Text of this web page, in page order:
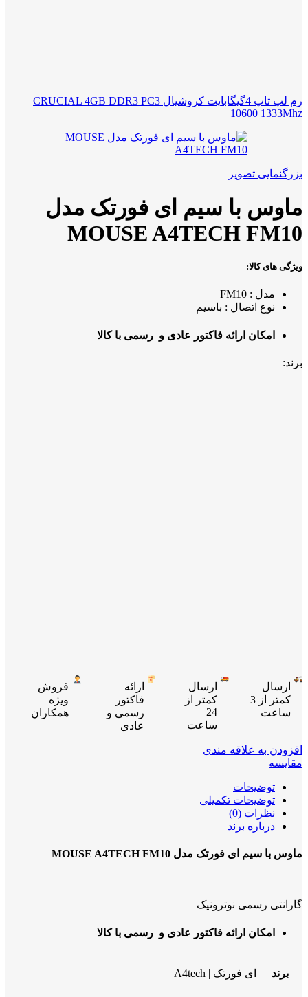
رم لپ تاپ 4گیگابایت کروشیال CRUCIAL 4GB DDR3 PC3
10600 1333Mhz
بزرگنمایی تصویر
ماوس با سیم ای فورتک مدل
MOUSE A4TECH FM10
ویژگی های کالا:
مدل : FM10
نوع اتصال : باسیم
امکان ارائه فاکتور عادی و رسمی با کالا
برند:
ارسال
کمتر از 3
ساعت
ارسال
کمتر از
24
ساعت
ارائه
فاکتور
رسمی و
عادی
فروش
ویژه
همکاران
افزودن به علاقه مندی
مقایسه
توضیحات
توضیحات تکمیلی
نظرات (0)
درباره برند
ماوس با سیم ای فورتک مدل MOUSE A4TECH FM10
گارانتی رسمی نوترونیک
امکان ارائه فاکتور عادی و رسمی با کالا
برند ای فورتک | A4tech